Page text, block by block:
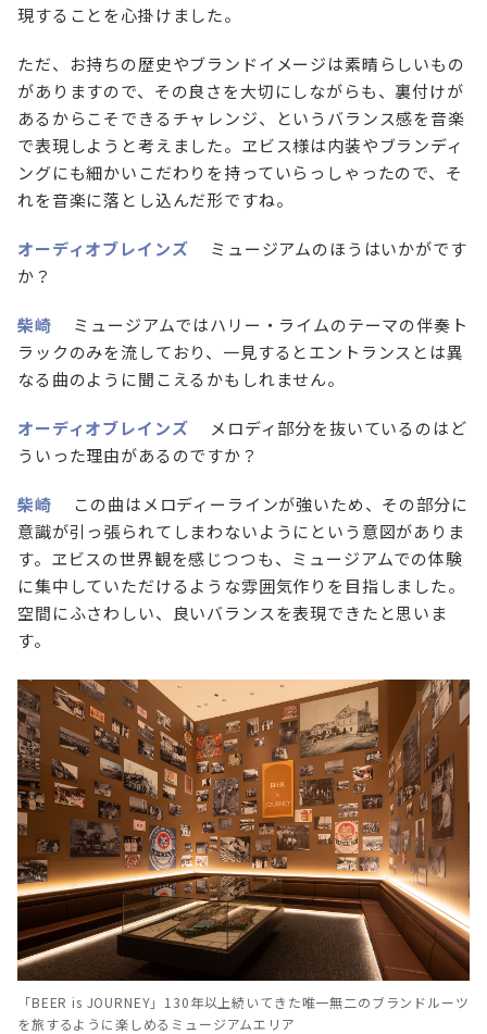
現することを心掛けました。
ただ、お持ちの歴史やブランドイメージは素晴らしいもの
がありますので、その良さを大切にしながらも、裏付けが
あるからこそできるチャレンジ、というバランス感を音楽
で表現しようと考えました。ヱビス様は内装やブランディ
ングにも細かいこだわりを持っていらっしゃったので、そ
れを音楽に落とし込んだ形ですね。
オーディオブレインズ
ミュージアムのほうはいかがです
か？
柴崎
ミュージアムではハリー・ライムのテーマの伴奏ト
ラックのみを流しており、一見するとエントランスとは異
なる曲のように聞こえるかもしれません。
オーディオブレインズ
メロディ部分を抜いているのはど
ういった理由があるのですか？
柴崎
この曲はメロディーラインが強いため、その部分に
意識が引っ張られてしまわないようにという意図がありま
す。ヱビスの世界観を感じつつも、ミュージアムでの体験
に集中していただけるような雰囲気作りを目指しました。
空間にふさわしい、良いバランスを表現できたと思いま
す。
「BEER is JOURNEY」130年以上続いてきた唯一無二のブランドルーツ
を旅するように楽しめるミュージアムエリア